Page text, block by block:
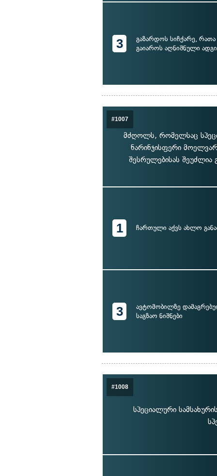
3
გაზარდოს სიჩქარე,
გაიაროს აღნიშნული
#1007
მძღოლს, რომელსაც
ნარინჯისფერი
შესრულებისას შეუძლია
1 ჩართული აქვს ახლო
3
ავტომობილზე
საგზაო ნიშნები
#1008
სპეციალური